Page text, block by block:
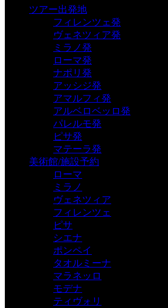
ツアー出発地
フィレンツェ発
ヴェネツィア発
ミラノ発
ローマ発
ナポリ発
アッシジ発
アマルフィ発
アルベロベッロ発
パレルモ発
ピサ発
マテーラ発
美術館/施設予約
ローマ
ミラノ
ヴェネツィア
フィレンツェ
ピサ
シエナ
ポンペイ
タオルミーナ
マラネッロ
モデナ
ティヴォリ